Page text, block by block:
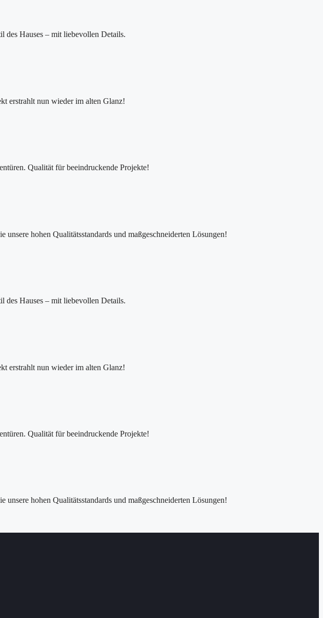
des Hauses – mit liebevollen Details.
erstrahlt nun wieder im alten Glanz!
Qualität für beeindruckende Projekte!
hohen Qualitätsstandards und maßgeschneiderten Lösungen!
des Hauses – mit liebevollen Details.
erstrahlt nun wieder im alten Glanz!
Qualität für beeindruckende Projekte!
hohen Qualitätsstandards und maßgeschneiderten Lösungen!